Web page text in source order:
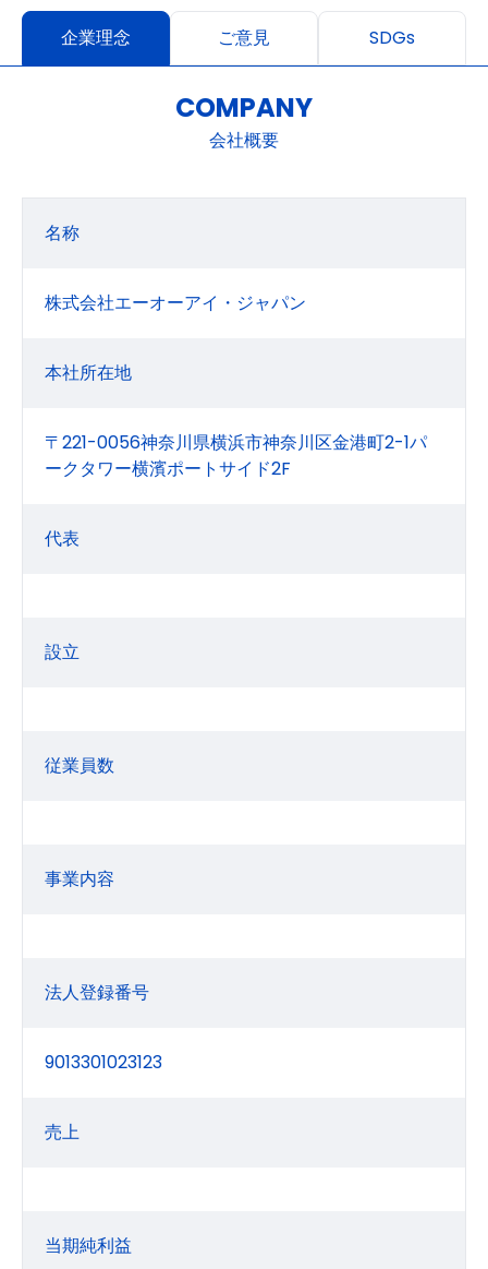
企業理念 ご意見 SDGs
COMPANY
会社概要
名称
株式会社エーオーアイ・ジャパン
本社所在地
〒221-0056神奈川県横浜市神奈川区金港町2-1パ
ークタワー横濱ポートサイド2F
代表
設立
従業員数
事業内容
法人登録番号
9013301023123
売上
当期純利益